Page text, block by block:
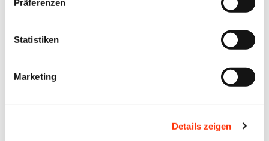
Präferenzen
Statistiken
Marketing
Details zeigen